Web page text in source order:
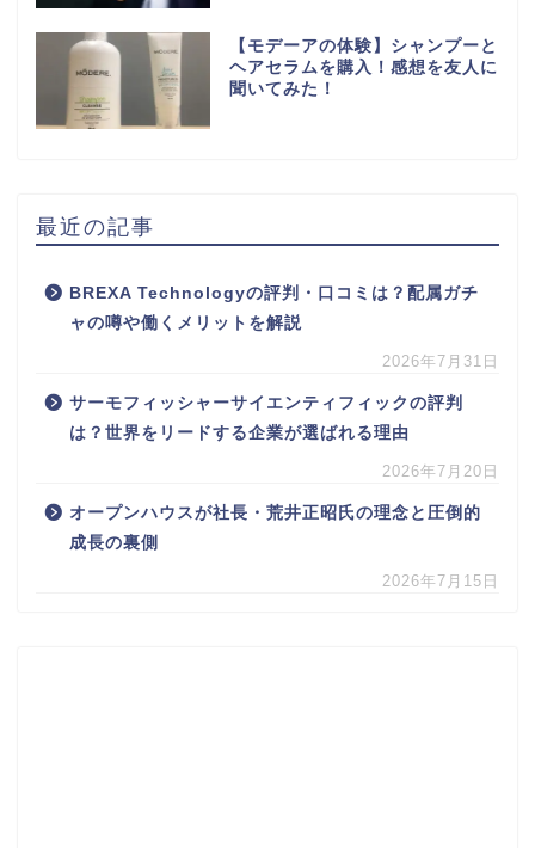
【モデーアの体験】シャンプーと
ヘアセラムを購入！感想を友人に
聞いてみた！
最近の記事
BREXA Technologyの評判・口コミは？配属ガチ
ャの噂や働くメリットを解説
2026年7月31日
サーモフィッシャーサイエンティフィックの評判
は？世界をリードする企業が選ばれる理由
2026年7月20日
オープンハウスが社長・荒井正昭氏の理念と圧倒的
成長の裏側
2026年7月15日